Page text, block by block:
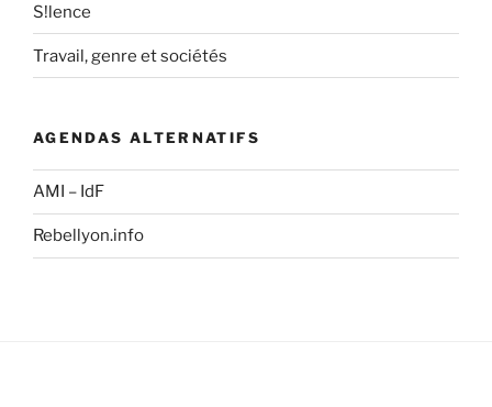
S!lence
Travail, genre et sociétés
AGENDAS ALTERNATIFS
AMI – IdF
Rebellyon.info